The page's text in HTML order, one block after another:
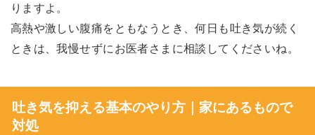
りますよ。
高熱や激しい腹痛をともなうとき、何日も吐き気が続く
ときは、我慢せずにお医者さまに相談してくださいね。
吐き気を抑える基本のやり方｜家にあるもので
対処